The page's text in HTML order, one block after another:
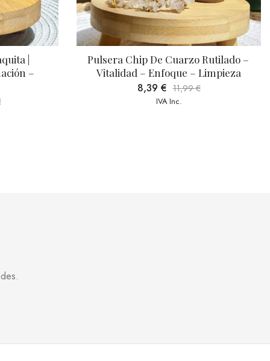
Rutilado –
– Limpieza
Pulsera Bola Obsidiana |
Transformación – Limpieza
8,39€ - 13,99